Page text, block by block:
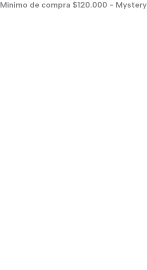
Ir
Minimo de compra $120.000 -